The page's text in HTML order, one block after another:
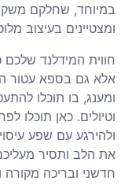
במיוחד, שחלקם
ומצטיינים בעיצוב
חווית המידלנד
אלא גם בספא עטור
ומענג, בו תוכלו
וטיולים. כאן תוכלו
ולהירגע עם שפע
את הלב ותסיר
חדשני ובריכה מקורה